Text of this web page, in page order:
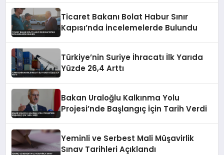
Ticaret Bakanı Bolat Habur Sınır
Kapısı’nda İncelemelerde Bulundu
Türkiye’nin Suriye İhracatı İlk Yarıda
Yüzde 26,4 Arttı
Bakan Uraloğlu Kalkınma Yolu
Projesi’nde Başlangıç İçin Tarih Verdi
Yeminli ve Serbest Mali Müşavirlik
Sınav Tarihleri Açıklandı